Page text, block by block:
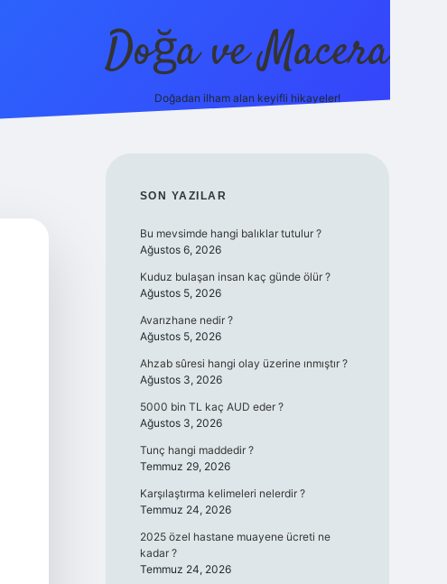
Doğa ve Macera
Doğadan ilham alan keyifli hikayeler!
SIDEBAR
SON YAZILAR
Bu mevsimde hangi balıklar tutulur ?
Ağustos 6, 2026
Kuduz bulaşan insan kaç günde ölür ?
Ağustos 5, 2026
Avarızhane nedir ?
Ağustos 5, 2026
Ahzab sûresi hangi olay üzerine ınmıştır ?
Ağustos 3, 2026
5000 bin TL kaç AUD eder ?
Ağustos 3, 2026
Tunç hangi maddedir ?
Temmuz 29, 2026
Karşılaştırma kelimeleri nelerdir ?
Temmuz 24, 2026
2025 özel hastane muayene ücreti ne
kadar ?
Temmuz 24, 2026